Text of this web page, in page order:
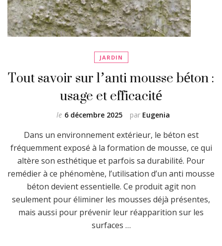
JARDIN
Tout savoir sur l’anti mousse béton :
usage et efficacité
par Eugenia
le 6 décembre 2025
Dans un environnement extérieur, le béton est
fréquemment exposé à la formation de mousse, ce qui
altère son esthétique et parfois sa durabilité. Pour
remédier à ce phénomène, l’utilisation d’un anti mousse
béton devient essentielle. Ce produit agit non
seulement pour éliminer les mousses déjà présentes,
mais aussi pour prévenir leur réapparition sur les
surfaces …